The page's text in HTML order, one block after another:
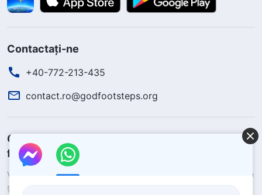
Contactați-ne
+40-772-213-435
contact.ro@godfootsteps.org
Cum să scapi de durere și să obții pacea și
fericirea?
Vrei să primești ajutor de la Dumnezeu pentru a scăpa de durere
și a obține pacea și fericirea?